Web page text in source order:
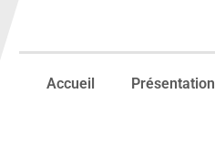
Accueil Présentation